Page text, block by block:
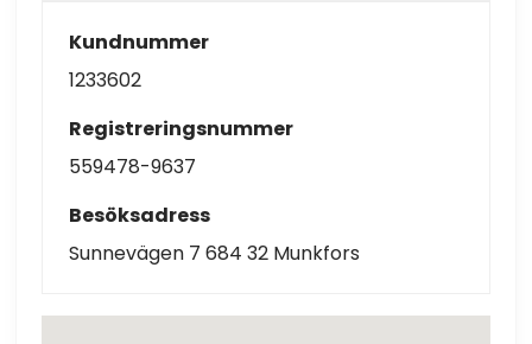
Kundnummer
1233602
Registreringsnummer
559478-9637
Besöksadress
Sunnevägen 7 684 32 Munkfors